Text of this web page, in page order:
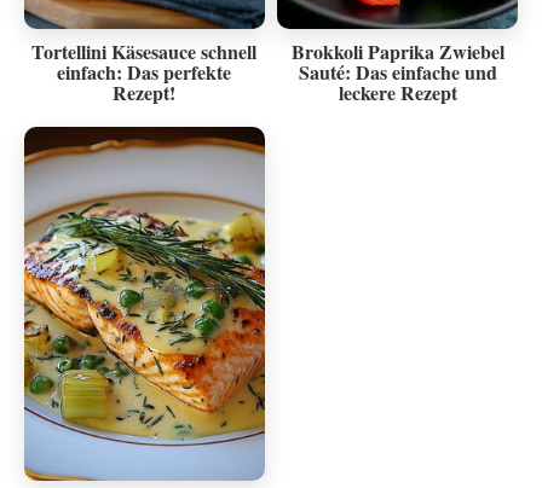
Tortellini Käsesauce schnell
einfach: Das perfekte
Rezept!
Brokkoli Paprika Zwiebel
Sauté: Das einfache und
leckere Rezept